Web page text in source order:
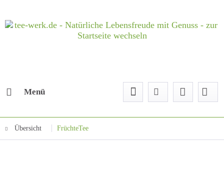
Menü
Übersicht FrüchteTee